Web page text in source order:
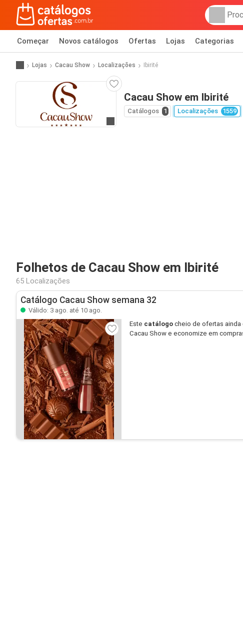
Começar Novos catálogos Ofertas Lojas Categorias
Lojas Cacau Show Localizações Ibirité
Cacau Show em Ibirité
Catálogos 1 Localizações 1559
Folhetos de Cacau Show em Ibirité
65 Localizações
Catálogo Cacau Show semana 32
Válido: 3 ago. até 10 ago.
Este catálogo cheio de ofertas ainda
Cacau Show e economize em